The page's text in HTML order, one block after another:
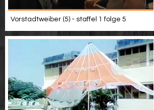
Vorstadtweiber (5) - staffel 1 folge 5